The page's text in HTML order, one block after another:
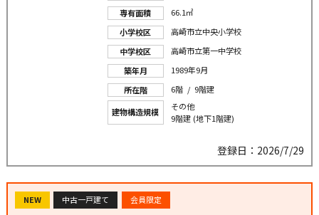
専有面積
66.1㎡
小学校区
高崎市立中央小学校
中学校区
高崎市立第一中学校
築年月
1989年9月
所在階
6階 / 9階建
建物構造規模
その他
9階建 (地下1階建)
登録日：2026/7/29
NEW 中古一戸建て 会員限定